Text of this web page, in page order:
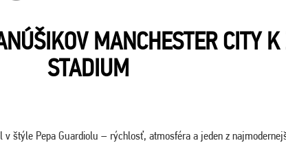
MANCHESTER CITY
STADIUM
v štýle Pepa Guardiolu – rýchlosť, atmosféra a jeden z